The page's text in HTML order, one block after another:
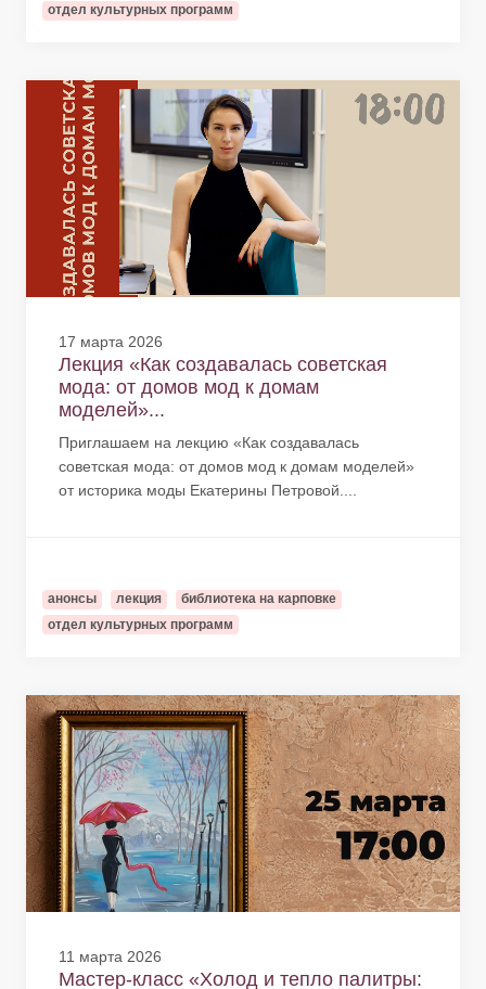
отдел культурных программ
17 марта 2026
Лекция «Как создавалась советская
мода: от домов мод к домам
моделей»...
Приглашаем на лекцию «Как создавалась
советская мода: от домов мод к домам моделей»
от историка моды Екатерины Петровой....
анонсы лекция
библиотека на карповке
отдел культурных программ
11 марта 2026
Мастер-класс «Холод и тепло палитры: